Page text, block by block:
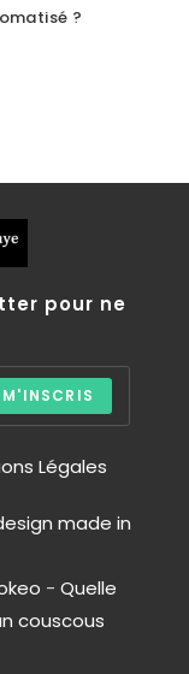
?
pour ne
Légales
made in
- Quelle
couscous